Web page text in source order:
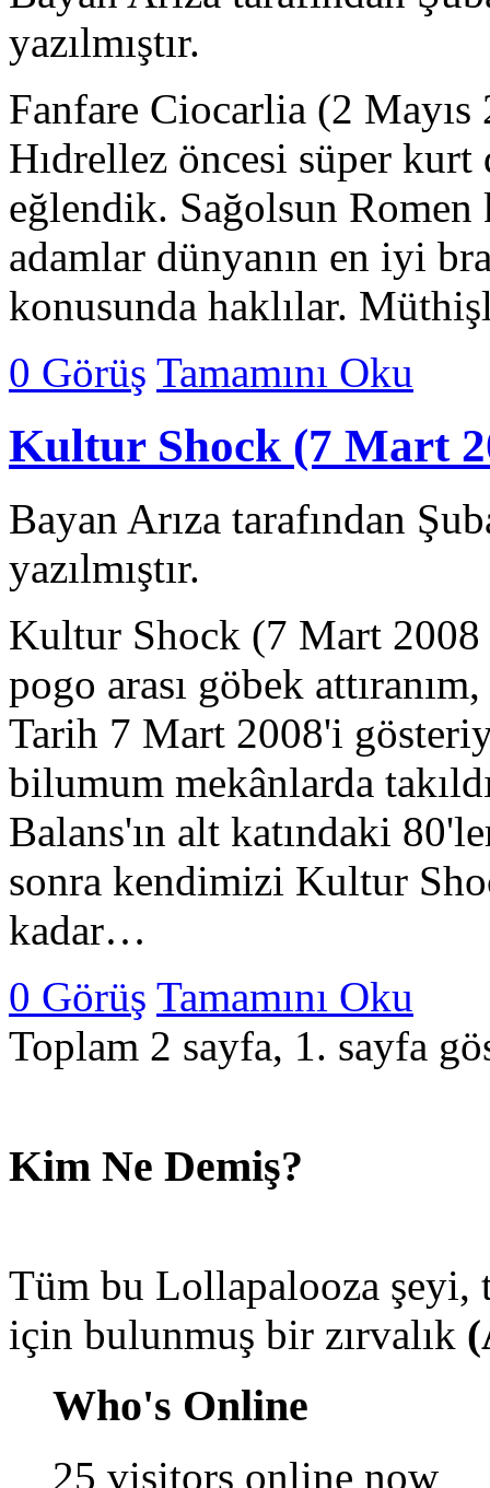
yazılmıştır.
Fanfare Ciocarlia (2
Hıdrellez öncesi süper
eğlendik. Sağolsun
adamlar dünyanın en iyi
konusunda haklılar.
0 Görüş Tamamını Oku
Kultur Shock (7 Mart
Bayan Arıza tarafından
yazılmıştır.
Kultur Shock (7 Mart 2008
pogo arası göbek
Tarih 7 Mart 2008'i
bilumum mekânlarda
Balans'ın alt katındaki
sonra kendimizi Kultur
kadar…
0 Görüş Tamamını Oku
Toplam 2 sayfa, 1. sayfa
Kim Ne Demiş?
Tüm bu Lollapalooza şeyi,
için bulunmuş bir zırvalık
Who's Online
25 visitors online now